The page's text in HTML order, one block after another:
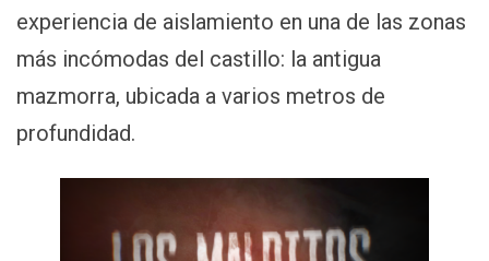
experiencia de aislamiento en una de las zonas
más incómodas del castillo: la antigua
mazmorra, ubicada a varios metros de
profundidad.